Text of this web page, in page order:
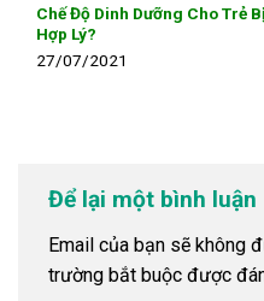
Chế Độ Dinh Dưỡng Cho Trẻ
Hợp Lý?
27/07/2021
Để lại một bình luận
Email của bạn sẽ không
trường bắt buộc được